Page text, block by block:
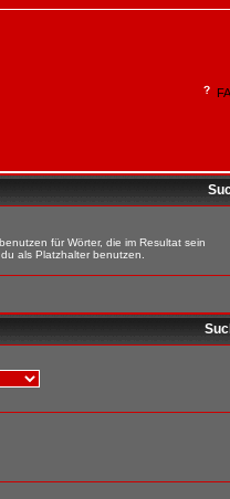
für Wörter, die im Resultat sein
als Platzhalter benutzen.